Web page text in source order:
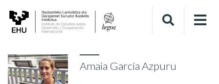
Amaia García Azpuru